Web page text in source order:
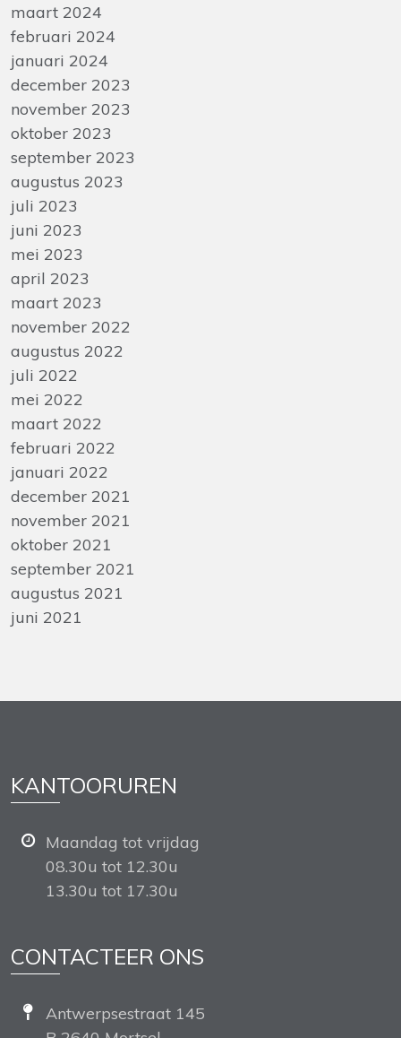
maart 2024
februari 2024
januari 2024
december 2023
november 2023
oktober 2023
september 2023
augustus 2023
juli 2023
juni 2023
mei 2023
april 2023
maart 2023
november 2022
augustus 2022
juli 2022
mei 2022
maart 2022
februari 2022
januari 2022
december 2021
november 2021
oktober 2021
september 2021
augustus 2021
juni 2021
KANTOORUREN
Maandag tot vrijdag
08.30u tot 12.30u
13.30u tot 17.30u
CONTACTEER ONS
Antwerpsestraat 145